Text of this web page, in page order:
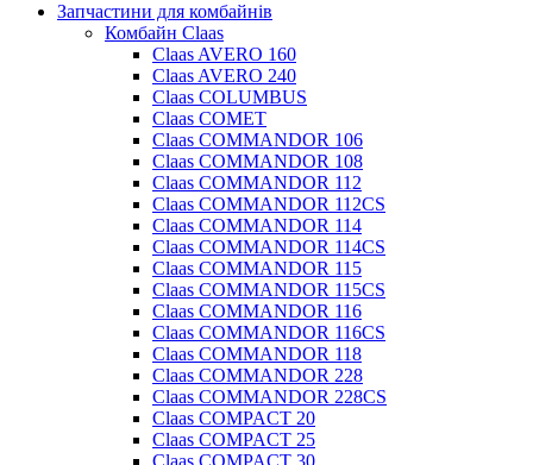
Запчастини для комбайнів
Комбайн Claas
Claas AVERO 160
Claas AVERO 240
Claas COLUMBUS
Claas COMET
Claas COMMANDOR 106
Claas COMMANDOR 108
Claas COMMANDOR 112
Claas COMMANDOR 112CS
Claas COMMANDOR 114
Claas COMMANDOR 114CS
Claas COMMANDOR 115
Claas COMMANDOR 115CS
Claas COMMANDOR 116
Claas COMMANDOR 116CS
Claas COMMANDOR 118
Claas COMMANDOR 228
Claas COMMANDOR 228CS
Claas COMPACT 20
Claas COMPACT 25
Claas COMPACT 30